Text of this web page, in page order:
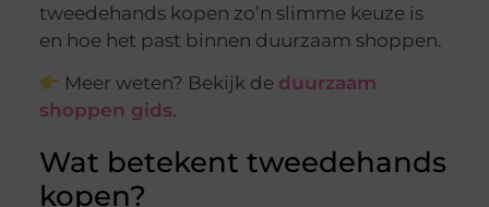
tweedehands kopen zo’n slimme keuze is
en hoe het past binnen duurzaam shoppen.
Meer weten? Bekijk de duurzaam
shoppen gids.
Wat betekent tweedehands
kopen?